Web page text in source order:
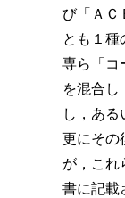
び「ＡＣ
とも１種
専ら「コ
を混合し
し，ある
更にその
が，これ
書に記載